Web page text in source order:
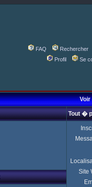
FAQ
Rechercher
Profil
Se
Voir
Tout �
Site